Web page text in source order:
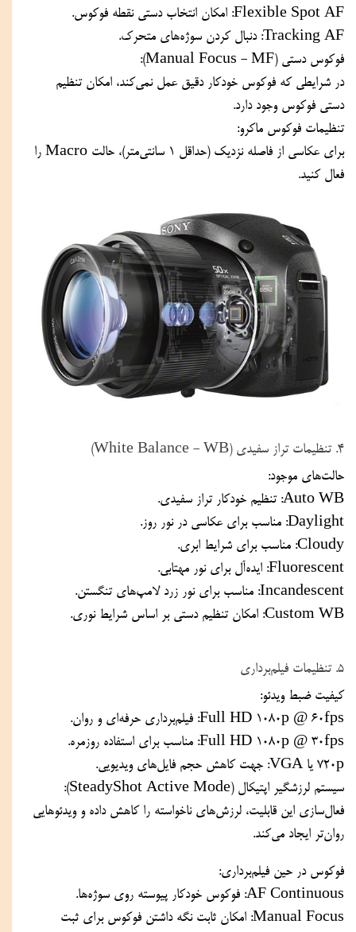
Flexible Spot AF: امکان انتخاب دستی نقطه فوکوس.
Tracking AF: دنبال کردن سوژه‌های متحرک.
فوکوس دستی (Manual Focus - MF):
دستی فوکوس وجود دارد.
تنظیمات فوکوس ماکرو:
فعال کنید.
۴. تنظیمات تراز سفیدی (White Balance - WB)
حالت‌های موجود:
Auto WB: تنظیم خودکار تراز سفیدی.
Daylight: مناسب برای عکاسی در نور روز.
Cloudy: مناسب برای شرایط ابری.
Fluorescent: ایده‌آل برای نور مهتابی.
Incandescent: مناسب برای نور زرد لامپ‌های تنگستن.
Custom WB: امکان تنظیم دستی بر اساس شرایط نوری.
۵. تنظیمات فیلم‌برداری
کیفیت ضبط ویدئو:
Full HD 1080p @ 60fps: فیلم‌برداری حرفه‌ای و روان.
Full HD 1080p @ 30fps: مناسب برای استفاده روزمره.
720p یا VGA: جهت کاهش حجم فایل‌های ویدیویی.
سیستم لرزشگیر اپتیکال (SteadyShot Active Mode):
روان‌تر ایجاد می‌کند.
فوکوس در حین فیلم‌برداری:
AF Continuous: فوکوس خودکار پیوسته روی سوژه‌ها.